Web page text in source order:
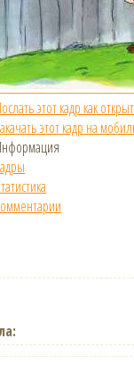
этот кадр как
этот кадр на